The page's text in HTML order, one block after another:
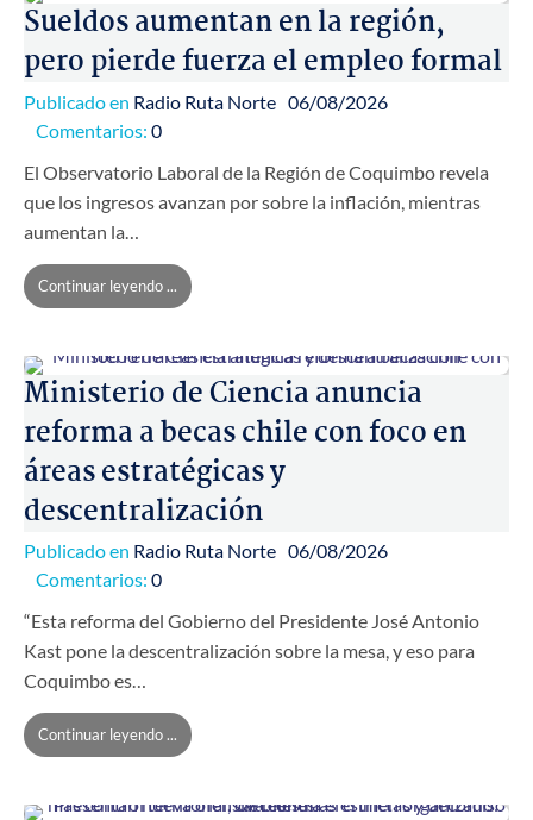
Sueldos aumentan en la región,
pero pierde fuerza el empleo formal
Publicado en Radio Ruta Norte 06/08/2026
Comentarios: 0
El Observatorio Laboral de la Región de Coquimbo revela
que los ingresos avanzan por sobre la inflación, mientras
aumentan la…
Continuar leyendo ...
Ministerio de Ciencia anuncia
reforma a becas chile con foco en
áreas estratégicas y
descentralización
Publicado en Radio Ruta Norte 06/08/2026
Comentarios: 0
“Esta reforma del Gobierno del Presidente José Antonio
Kast pone la descentralización sobre la mesa, y eso para
Coquimbo es…
Continuar leyendo ...